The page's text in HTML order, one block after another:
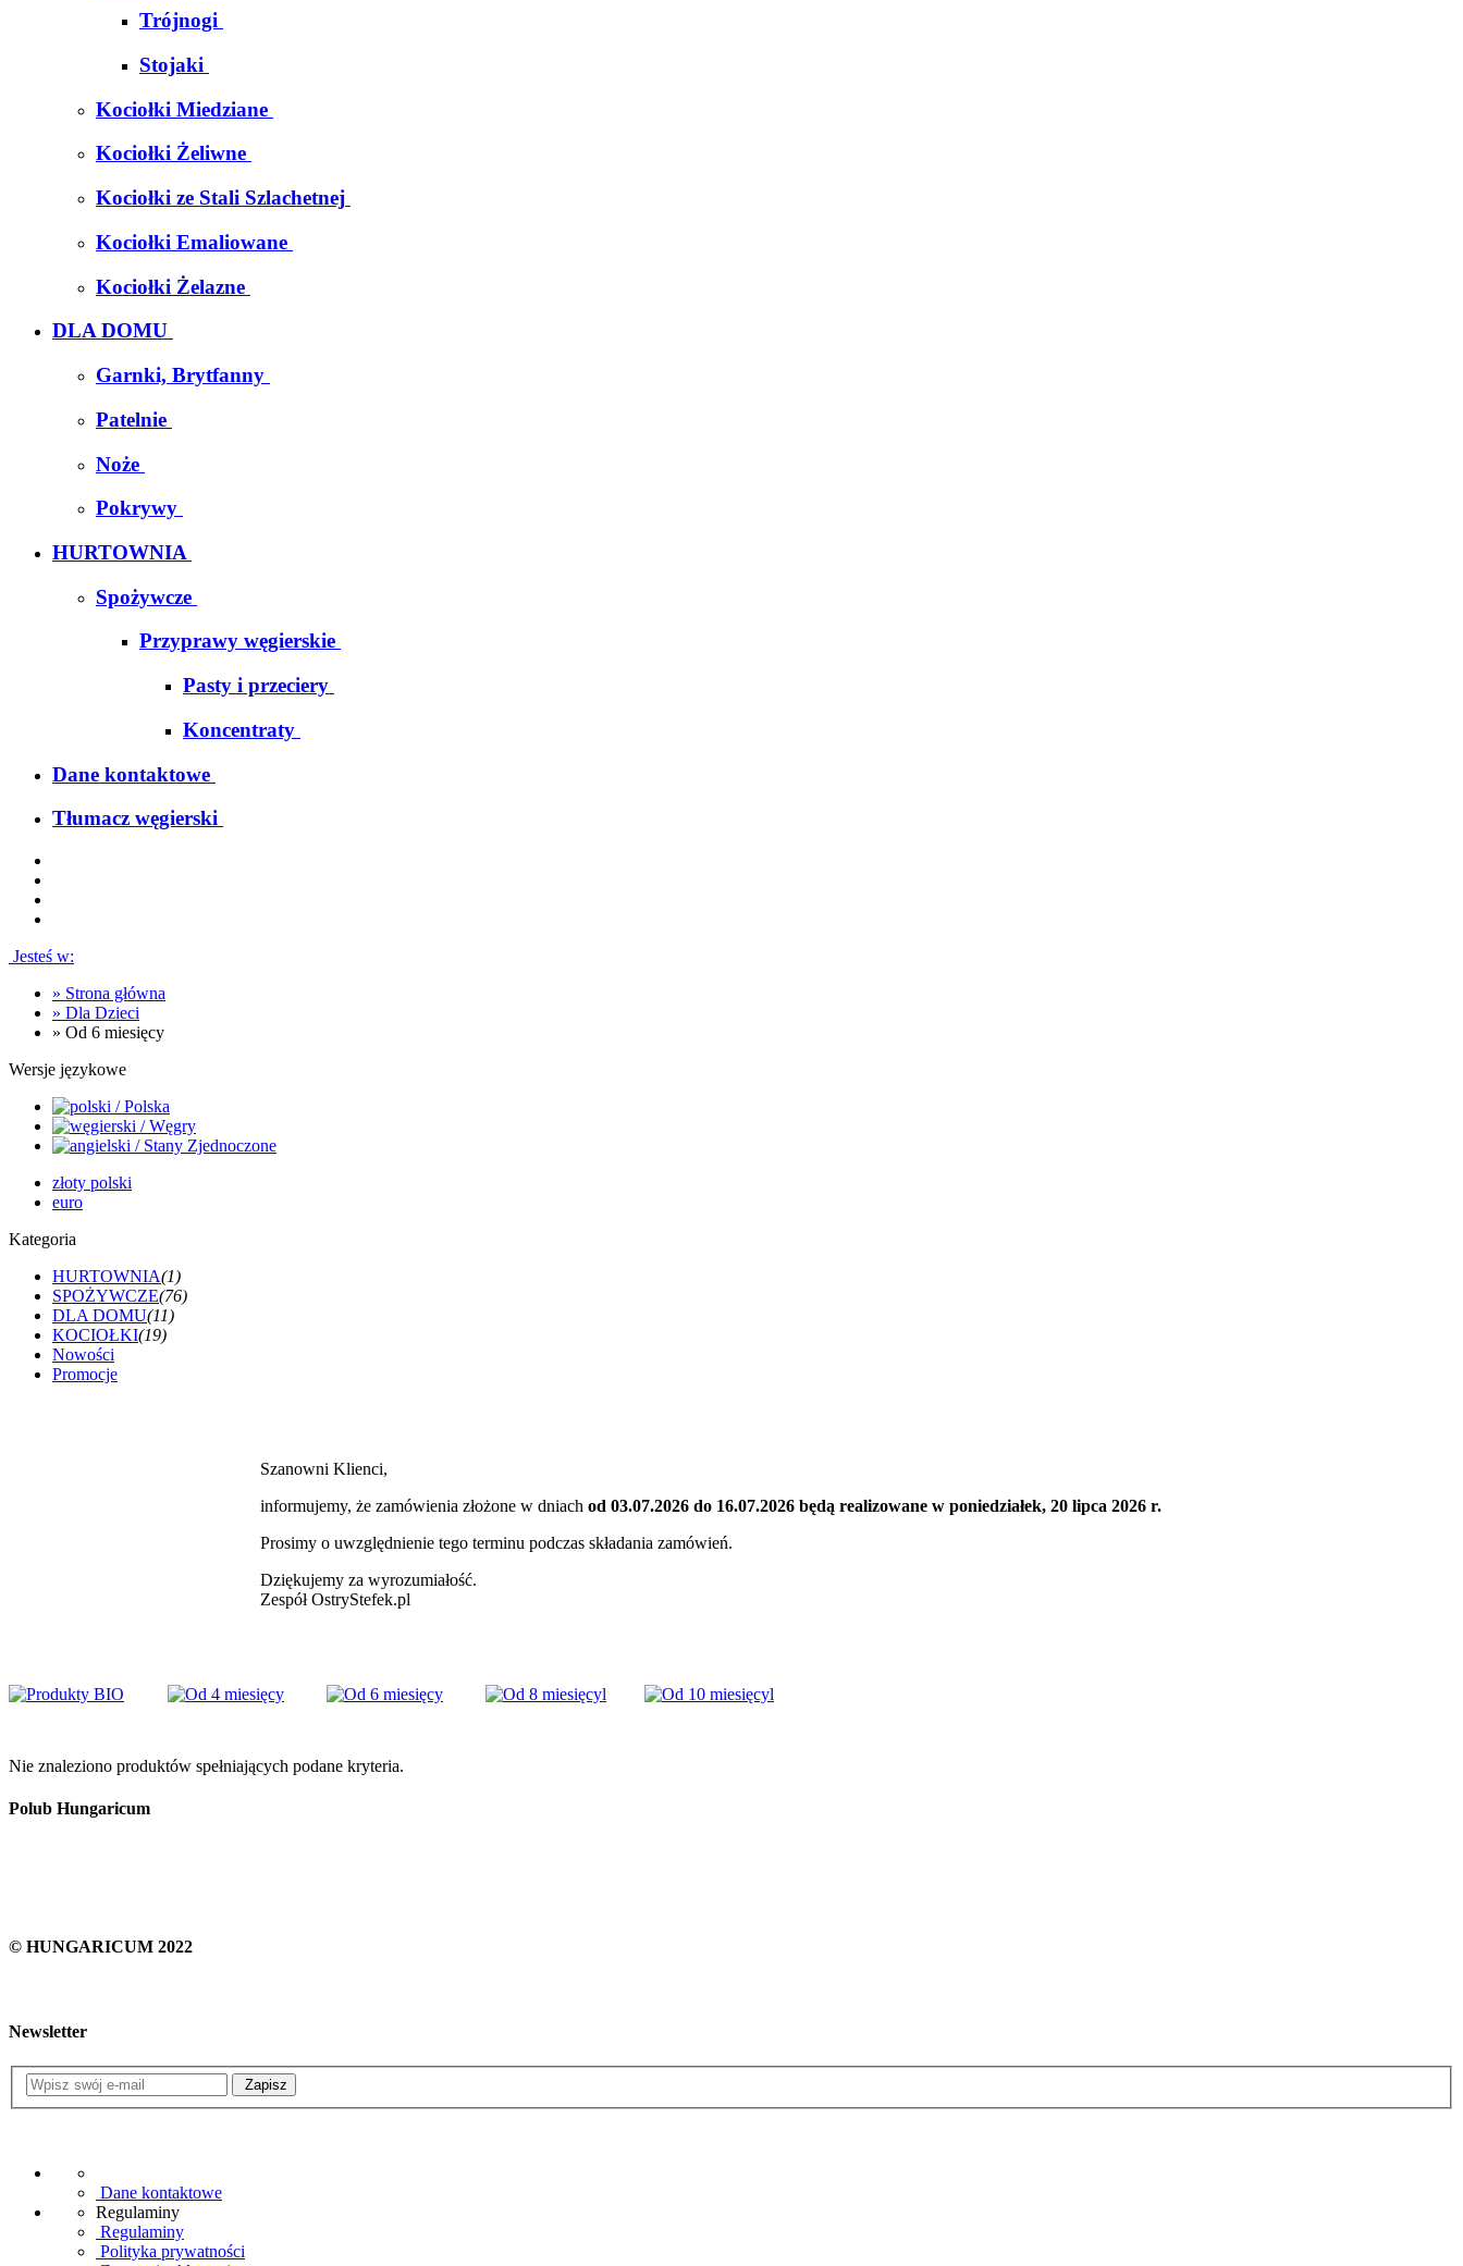
Trójnogi
Stojaki
Kociołki Miedziane
Kociołki Żeliwne
Kociołki ze Stali Szlachetnej
Kociołki Emaliowane
Kociołki Żelazne
DLA DOMU
Garnki, Brytfanny
Patelnie
Noże
Pokrywy
HURTOWNIA
Spożywcze
Przyprawy węgierskie
Pasty i przeciery
Koncentraty
Dane kontaktowe
Tłumacz węgierski
Jesteś w:
» Strona główna
» Dla Dzieci
» Od 6 miesięcy
Wersje językowe
złoty polski
euro
Kategoria
HURTOWNIA(1)
SPOŻYWCZE(76)
DLA DOMU(11)
KOCIOŁKI(19)
Nowości
Promocje
Szanowni Klienci,
informujemy, że zamówienia złożone w dniach od 03.07.2026 do 16.07.2026 będą realizowane w poniedziałek, 20 lipca 2026 r.
Prosimy o uwzględnienie tego terminu podczas składania zamówień.
Dziękujemy za wyrozumiałość.
Zespół OstryStefek.pl
Nie znaleziono produktów spełniających podane kryteria.
Polub Hungaricum
© HUNGARICUM 2022
Newsletter
Zapisz
Dane kontaktowe
Regulaminy
Regulaminy
Polityka prywatności